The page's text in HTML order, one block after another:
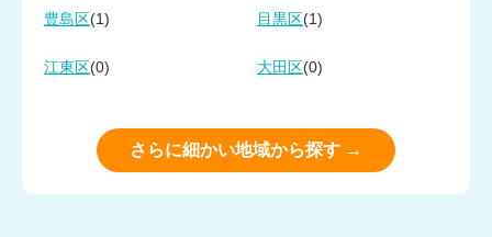
豊島区 (1) 目黒区 (1)
江東区 (0) 大田区 (0)
さらに細かい地域から探す →